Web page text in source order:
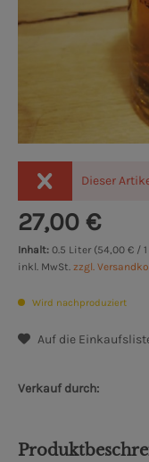
Dieser
27,00 €
Inhalt: 0.5 Liter (54,00 € /
inkl. MwSt. zzgl.
Wird nachproduziert
Auf die
Verkauf durch: